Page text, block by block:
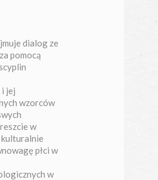
dialog ze
pomocą
jej
wzorców
w
kulturalnie
płci w
w